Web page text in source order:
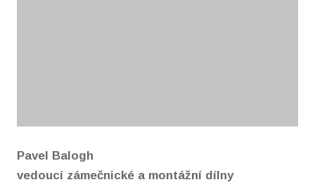
Pavel Balogh
vedoucí zámečnické a montážní dílny